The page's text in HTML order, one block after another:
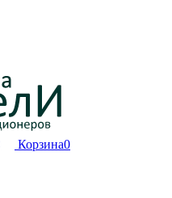
Корзина0